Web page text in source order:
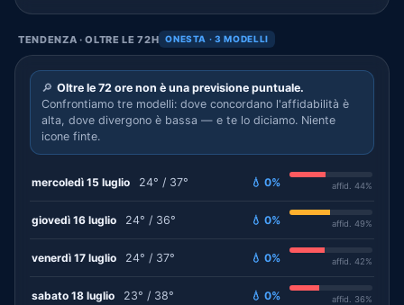
TENDENZA · OLTRE LE 72H ONESTA · 3 MODELLI
🔎 Oltre le 72 ore non è una previsione puntuale.
Confrontiamo tre modelli: dove concordano l'affidabilità è
alta, dove divergono è bassa — e te lo diciamo. Niente
icone finte.
mercoledì 15 luglio 24° / 37° 💧 0% affid. 44%
giovedì 16 luglio 24° / 36° 💧 0% affid. 49%
venerdì 17 luglio 24° / 37° 💧 0% affid. 42%
sabato 18 luglio 23° / 38° 💧 0% affid. 36%